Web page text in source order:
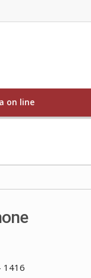
on line
1416